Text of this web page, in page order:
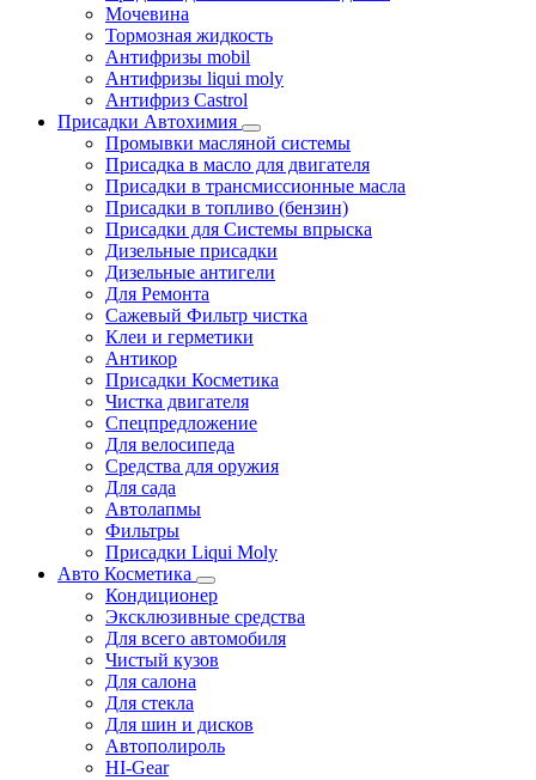
Мочевина
Тормозная жидкость
Антифризы mobil
Антифризы liqui moly
Антифриз Castrol
Присадки Автохимия
Промывки масляной системы
Присадка в масло для двигателя
Присадки в трансмиссионные масла
Присадки в топливо (бензин)
Присадки для Системы впрыска
Дизельные присадки
Дизельные антигели
Для Ремонта
Сажевый Фильтр чистка
Клеи и герметики
Антикор
Присадки Косметика
Чистка двигателя
Спецпредложение
Для велосипеда
Средства для оружия
Для сада
Автолапмы
Фильтры
Присадки Liqui Moly
Авто Косметика
Кондиционер
Эксклюзивные средства
Для всего автомобиля
Чистый кузов
Для салона
Для стекла
Для шин и дисков
Автополироль
HI-Gear